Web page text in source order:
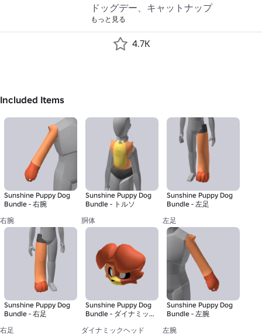
ドッグデー、キャットナップ
もっと見る
4.7K
Included Items
Sunshine Puppy Dog
Bundle - 右腕
右腕
Sunshine Puppy Dog
Bundle - トルソ
胴体
Sunshine Puppy Dog
Bundle - 左足
左足
Sunshine Puppy Dog
Bundle - 右足
右足
Sunshine Puppy Dog
Bundle - ダイナミッ
ダイナミックヘッド
Sunshine Puppy Dog
Bundle - 左腕
左腕